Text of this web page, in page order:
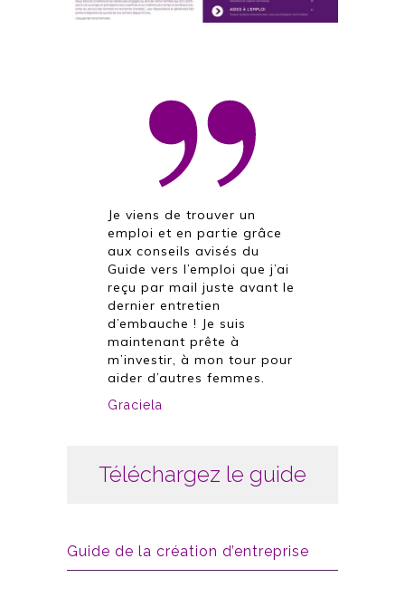
Je viens de trouver un
emploi et en partie grâce
aux conseils avisés du
Guide vers l’emploi que j’ai
reçu par mail juste avant le
dernier entretien
d’embauche ! Je suis
maintenant prête à
m’investir, à mon tour pour
aider d’autres femmes.
Graciela
Téléchargez le guide
Guide de la création d’entreprise